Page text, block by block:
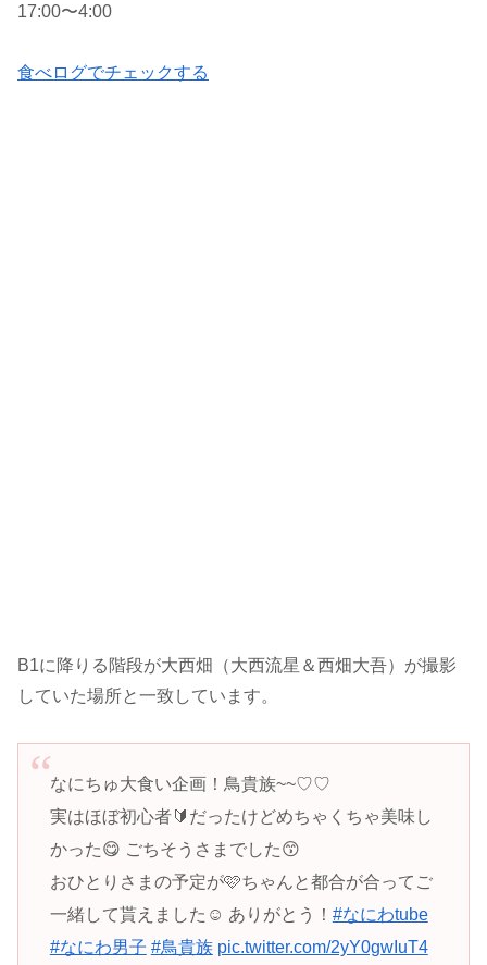
17:00〜4:00
食べログでチェックする
B1に降りる階段が大西畑（大西流星＆西畑大吾）が撮影
していた場所と一致しています。
なにちゅ大食い企画！鳥貴族~~♡♡
実はほぼ初心者🔰だったけどめちゃくちゃ美味し
かった😋 ごちそうさまでした😙
おひとりさまの予定が🩷ちゃんと都合が合ってご
一緒して貰えました☺️ ありがとう！ #なにわtube
#なにわ男子 #鳥貴族 pic.twitter.com/2yY0gwIuT4